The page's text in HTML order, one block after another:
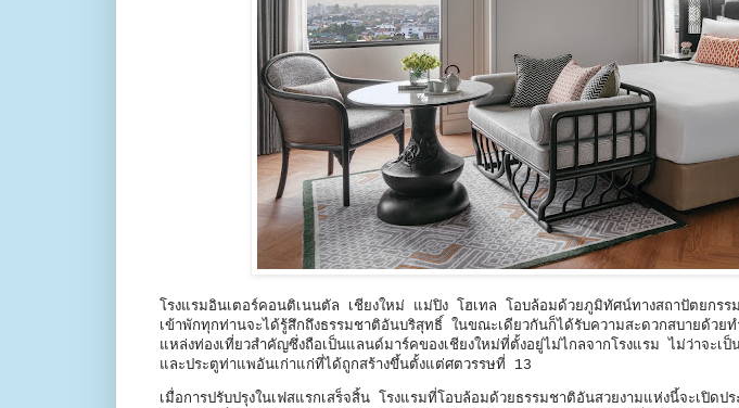
โรงแรมอินเตอร์คอนติเนนตัล เชียงใหม่ แม่ปิง โฮเทล โอบล้อมด้วยภูมิทัศน์ทางสถาปัตยกรร
เข้าพักทุกท่านจะได้รู้สึกถึงธรรมชาติอันบริสุทธิ์ ในขณะเดียวกันก็ได้รับความสะดวกสบายด้วย
แหล่งท่องเที่ยวสำคัญซึ่งถือเป็นแลนด์มาร์คของเชียงใหม่ที่ตั้งอยู่ไม่ไกลจากโรงแรม ไม่ว่าจะ
และประตูท่าแพอันเก่าแก่ที่ได้ถูกสร้างขึ้นตั้งแต่ศตวรรษที่ 13
เมื่อการปรับปรุงในเฟสแรกเสร็จสิ้น โรงแรมที่โอบล้อมด้วยธรรมชาติอันสวยงามแห่งนี้จะเปิด